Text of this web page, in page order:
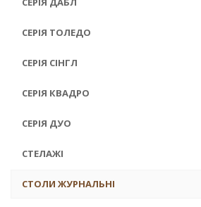
СЕРІЯ ТОЛЕДО
СЕРІЯ СІНГЛ
СЕРІЯ КВАДРО
СЕРІЯ ДУО
СТЕЛАЖІ
СТОЛИ ЖУРНАЛЬНІ